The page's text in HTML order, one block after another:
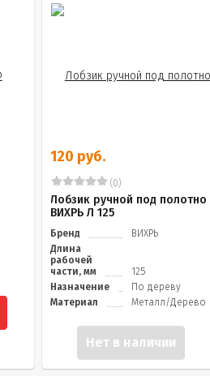
120 руб.
(0)
Лобзик ручной под полотно
ВИХРЬ Л 125
Бренд
ВИХРЬ
Длина
рабочей
части, мм
125
Назначение
По дереву
Материал
Металл/Дерево
Нет в наличии